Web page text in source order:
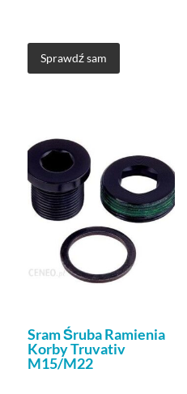
Sprawdź sam
Sram Śruba Ramienia
Korby Truvativ
M15/M22